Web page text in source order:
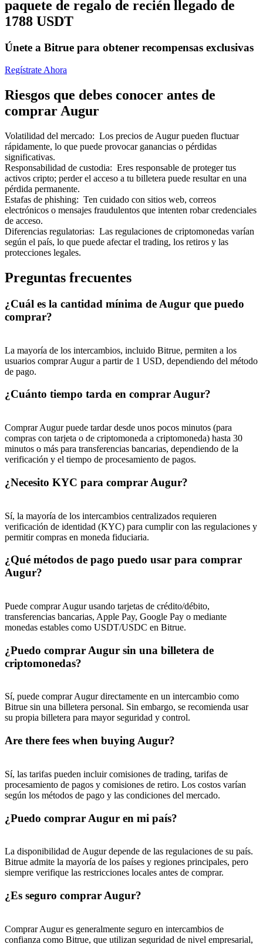
Afiliados de Bitrue
¡Hasta un 65% de comisiones!
Referencia
Invita a un amigo para recibir recompensas en efectivo
Deposit & Trade BTC to Share 25000 USDT prize pool!
Deposit CASHCAT & Win
Register & Trade to Win 500,000 USDT
Precious Metals Trading Carnival
USDT New User Exclusive 10% APR
USDT Flexible Staking | Daily Rewards
BTC Flexible Staking | Daily Rewards
Más eventos
Gana premios y recompensas exclusivas
paquete de regalo de recién llegado de
1788 USDT
Únete a Bitrue para obtener recompensas exclusivas
Regístrate Ahora
Riesgos que debes conocer antes de
comprar Augur
Volatilidad del mercado: Los precios de Augur pueden fluctuar
rápidamente, lo que puede provocar ganancias o pérdidas
significativas.
Responsabilidad de custodia: Eres responsable de proteger tus
activos cripto; perder el acceso a tu billetera puede resultar en una
pérdida permanente.
Estafas de phishing: Ten cuidado con sitios web, correos
electrónicos o mensajes fraudulentos que intenten robar credenciales
de acceso.
Diferencias regulatorias: Las regulaciones de criptomonedas varían
según el país, lo que puede afectar el trading, los retiros y las
protecciones legales.
Preguntas frecuentes
¿Cuál es la cantidad mínima de Augur que puedo
comprar?
La mayoría de los intercambios, incluido Bitrue, permiten a los
usuarios comprar Augur a partir de 1 USD, dependiendo del método
de pago.
¿Cuánto tiempo tarda en comprar Augur?
Comprar Augur puede tardar desde unos pocos minutos (para
compras con tarjeta o de criptomoneda a criptomoneda) hasta 30
minutos o más para transferencias bancarias, dependiendo de la
verificación y el tiempo de procesamiento de pagos.
¿Necesito KYC para comprar Augur?
Sí, la mayoría de los intercambios centralizados requieren
verificación de identidad (KYC) para cumplir con las regulaciones y
permitir compras en moneda fiduciaria.
¿Qué métodos de pago puedo usar para comprar
Augur?
Puede comprar Augur usando tarjetas de crédito/débito,
transferencias bancarias, Apple Pay, Google Pay o mediante
monedas estables como USDT/USDC en Bitrue.
¿Puedo comprar Augur sin una billetera de
criptomonedas?
Sí, puede comprar Augur directamente en un intercambio como
Bitrue sin una billetera personal. Sin embargo, se recomienda usar
su propia billetera para mayor seguridad y control.
Are there fees when buying Augur?
Sí, las tarifas pueden incluir comisiones de trading, tarifas de
procesamiento de pagos y comisiones de retiro. Los costos varían
según los métodos de pago y las condiciones del mercado.
¿Puedo comprar Augur en mi país?
La disponibilidad de Augur depende de las regulaciones de su país.
Bitrue admite la mayoría de los países y regiones principales, pero
siempre verifique las restricciones locales antes de comprar.
¿Es seguro comprar Augur?
Comprar Augur es generalmente seguro en intercambios de
confianza como Bitrue, que utilizan seguridad de nivel empresarial,